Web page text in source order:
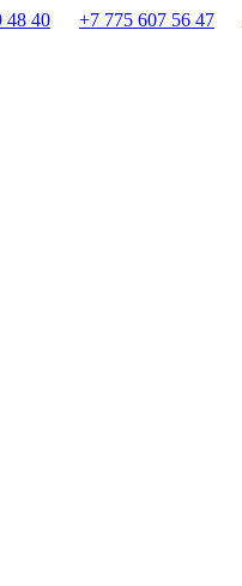
48 40 +7 775 607 56 47